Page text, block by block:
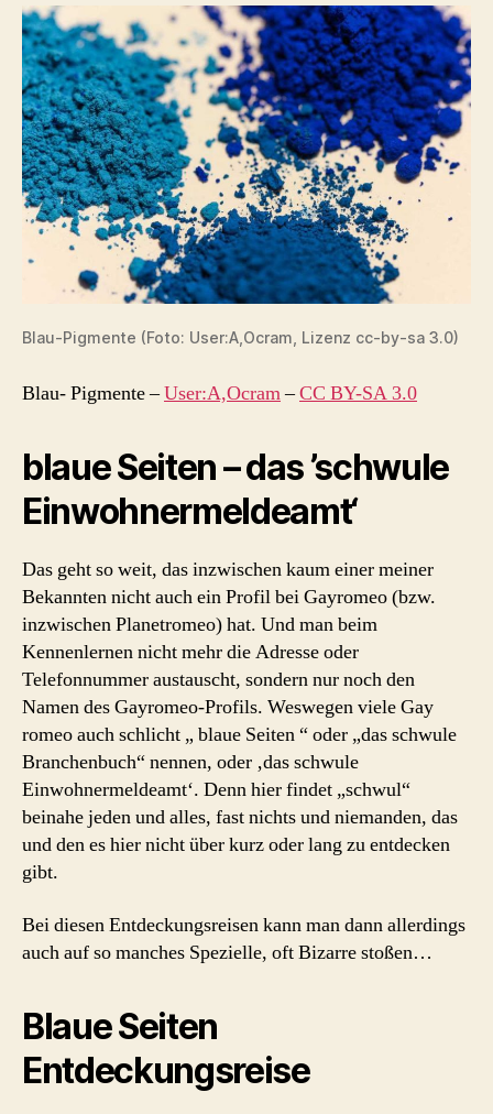
Blau-Pigmente (Foto: User:A,Ocram, Lizenz cc-by-sa 3.0)
Blau- Pigmente–User:A,Ocram–CC BY-SA 3.0
blaue Seiten – das ’schwule
Einwohnermeldeamt‘
Das geht so weit, das inzwischen kaum einer meiner
Bekannten nicht auch ein Profil bei Gayromeo (bzw.
inzwischen Planetromeo) hat. Und man beim
Kennenlernen nicht mehr die Adresse oder
Telefonnummer austauscht, sondern nur noch den
Namen des Gayromeo-Profils. Weswegen viele Gay
romeo auch schlicht „ blaue Seiten “ oder „das schwule
Branchenbuch“ nennen, oder ‚das schwule
Einwohnermeldeamt‘. Denn hier findet „schwul“
beinahe jeden und alles, fast nichts und niemanden, das
und den es hier nicht über kurz oder lang zu entdecken
gibt.
Bei diesen Entdeckungsreisen kann man dann allerdings
auch auf so manches Spezielle, oft Bizarre stoßen…
Blaue Seiten
Entdeckungsreise